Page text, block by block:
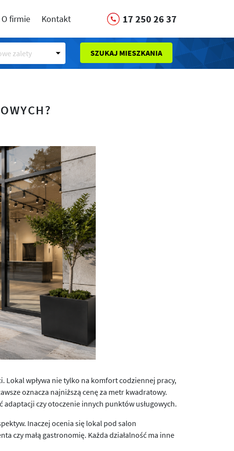
O firmie Kontakt 17 250 26 37
zalety SZUKAJ MIESZKANIA
Lokal wpływa nie tylko na komfort codziennej pracy,
oznacza najniższą cenę za metr kwadratowy.
adaptacji czy otoczenie innych punktów usługowych.
Inaczej ocenia się lokal pod salon
czy małą gastronomię. Każda działalność ma inne